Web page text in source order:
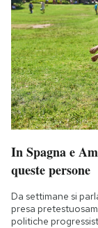
In Spagna e
queste persone
Da settimane si
presa
politiche